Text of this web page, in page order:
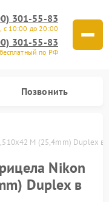
301-55-83
с 10:00 до 20:00
301-55-83
по РФ
Позвонить
M (25,4mm) Duplex в
Nikon
Duplex в